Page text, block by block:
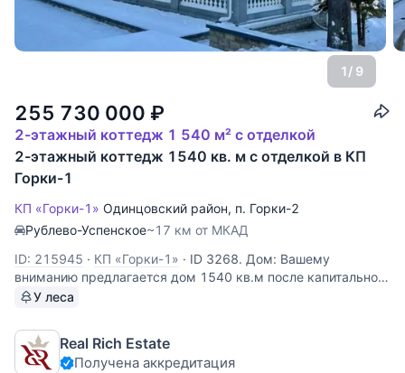
1/ 9
255 730 000 ₽
2-этажный коттедж 1 540 м² с отделкой
2-этажный коттедж 1540 кв. м с отделкой в КП
Горки-1
КП «Горки-1» Одинцовский район, п. Горки-2
Рублево-Успенское~17 км от МКАД
ID: 215945 · КП «Горки-1» · ID 3268. Дом: Вашему
вниманию предлагается дом 1540 кв.м после капитального
ремонта на лесном участке 32,4 сотки в КП «Дрофа».
«Горки-1») принадлежит к числу элитных «рублевских»
поселков.
У леса
Real Rich Estate
Получена аккредитация